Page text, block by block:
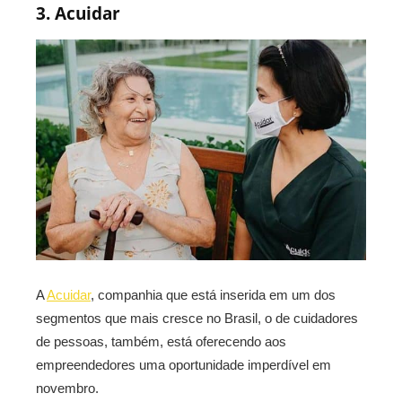
3. Acuidar
AAcuidar, companhia que está inserida em um dos
segmentos que mais cresce no Brasil, o de cuidadores
de pessoas, também, está oferecendo aos
empreendedores uma oportunidade imperdível em
novembro.